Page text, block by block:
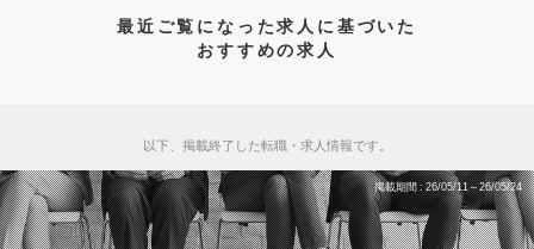
最近ご覧になった求人に基づいた
おすすめの求人
以下、掲載終了した転職・求人情報です。
掲載期間 26/05/11～26/05/24